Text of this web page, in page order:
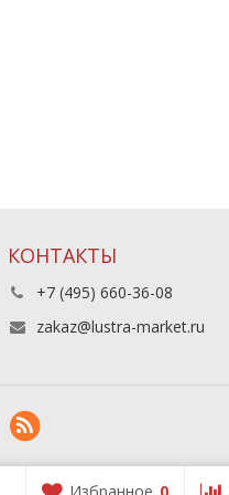
КОНТАКТЫ
+7 (495) 660-36-08
zakaz@lustra-market.ru